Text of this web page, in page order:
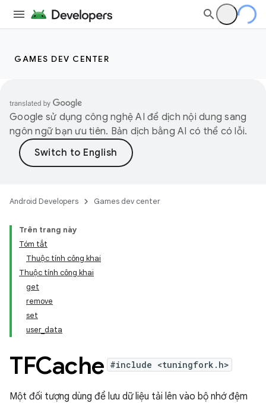
GAMES DEV CENTER
Google sử dụng công nghệ AI để dịch nội dung sang
ngôn ngữ bạn ưu tiên. Bản dịch bằng AI có thể có lỗi.
Android Developers Games dev center
Trên trang này
Tóm tắt
Thuộc tính công khai
Thuộc tính công khai
get
remove
set
user_data
TFCache #include <tuningfork.h>
Một đối tượng dùng để lưu dữ liệu tải lên vào bộ nhớ đệm